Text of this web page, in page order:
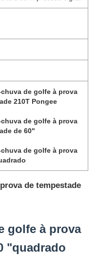
de golfe à prova
210T Pongee
de golfe à prova
de 60"
de golfe à prova
de tempestade
golfe à prova
"quadrado